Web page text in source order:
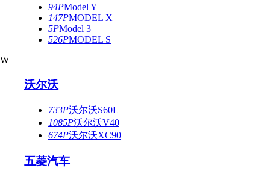
94PModel Y
147PMODEL X
5PModel 3
526PMODEL S
W
沃尔沃
733P沃尔沃S60L
1085P沃尔沃V40
674P沃尔沃XC90
五菱汽车